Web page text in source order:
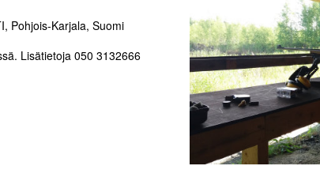
Pohjois-Karjala, Suomi
Lisätietoja 050 3132666